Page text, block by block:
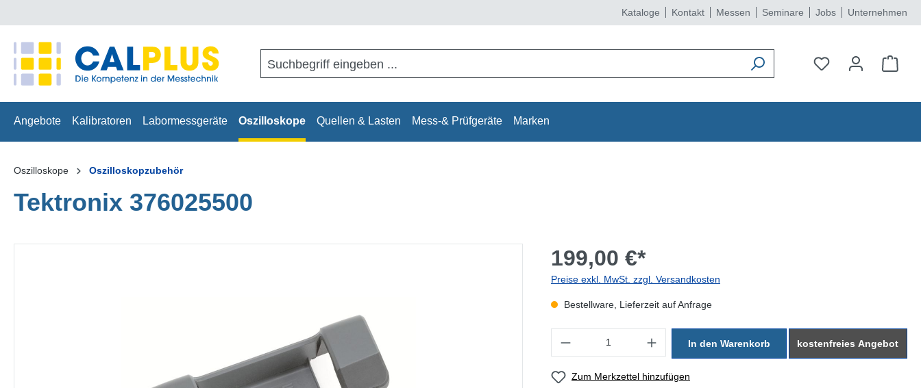
Kataloge Kontakt Messen Seminare Jobs Unternehmen
Angebote Kalibratoren Labormessgeräte Oszilloskope Quellen & Lasten Mess-& Prüfgeräte Marken
Oszilloskope Oszilloskopzubehör
Tektronix 376025500
199,00 €*
Preise exkl. MwSt. zzgl. Versandkosten
Bestellware, Lieferzeit auf Anfrage
In den Warenkorb
kostenfreies Angebot
Zum Merkzettel hinzufügen